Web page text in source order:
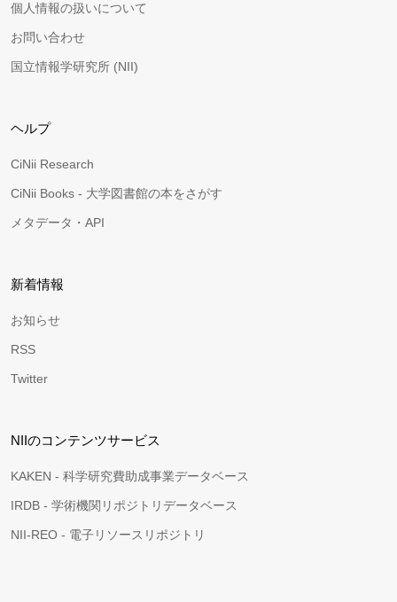
個人情報の扱いについて
お問い合わせ
国立情報学研究所 (NII)
ヘルプ
CiNii Research
CiNii Books - 大学図書館の本をさがす
メタデータ・API
新着情報
お知らせ
RSS
Twitter
NIIのコンテンツサービス
KAKEN - 科学研究費助成事業データベース
IRDB - 学術機関リポジトリデータベース
NII-REO - 電子リソースリポジトリ